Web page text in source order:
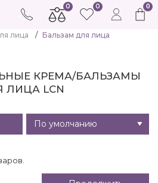
0
0 0
лица Бальзам для лица
КРЕМА/БАЛЬЗАМЫ
ЛИЦА LCN